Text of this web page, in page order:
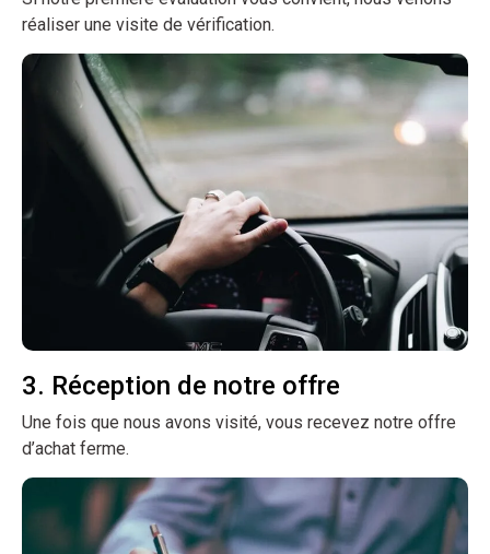
réaliser une visite de vérification.
3. Réception de notre offre
Une fois que nous avons visité, vous recevez notre offre
d’achat ferme.